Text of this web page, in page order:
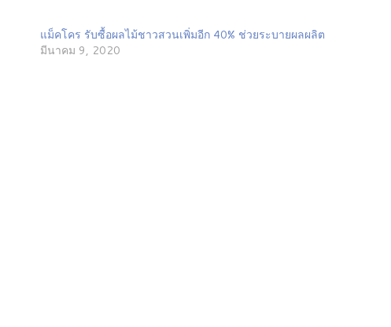
แม็คโคร รับซื้อผลไม้ชาวสวนเพิ่มอีก 40% ช่วยระบายผลผลิต
มีนาคม 9, 2020